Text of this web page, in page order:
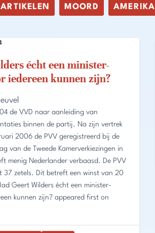
ARTIKELEN MOORD AMERIKA
écht een minister-
iedereen kunnen zijn?
de VVD naar aanleiding van
binnen de partij. Na zijn vertrek
2006 de PVV geregistreerd bij de
van de Tweede Kamerverkiezingen in
menig Nederlander verbaasd. De PVV
37 zetels. Dit betreft een winst van 20
Geert Wilders écht een minister-
kunnen zijn? appeared first on